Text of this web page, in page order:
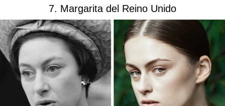
7. Margarita del Reino Unido